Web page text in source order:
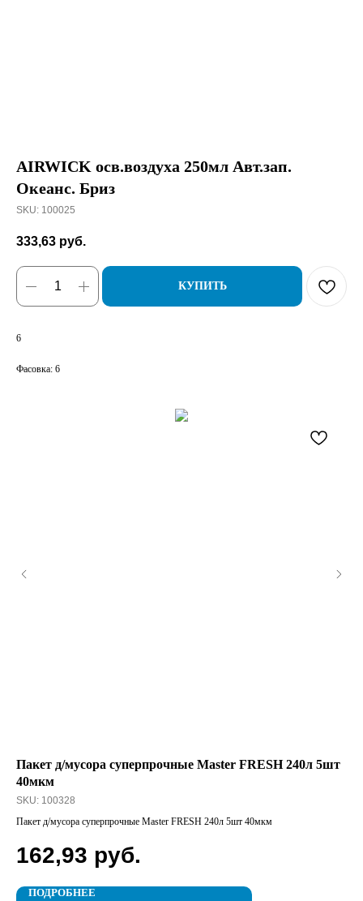
AIRWICK осв.воздуха 250мл Авт.зап.
Океанс. Бриз
SKU: 100025
333,63 руб.
КУПИТЬ
6
Фасовка: 6
Пакет д/мусора суперпрочные Master FRESH 240л 5шт
40мкм
SKU: 100328
Пакет д/мусора суперпрочные Master FRESH 240л 5шт 40мкм
162,93 руб.
ПОДРОБНЕЕ